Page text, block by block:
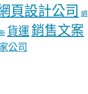
頁設計公司 網
貨運銷售文案
公司